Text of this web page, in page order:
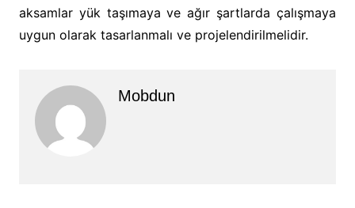
aksamlar yük taşımaya ve ağır şartlarda çalışmaya
uygun olarak tasarlanmalı ve projelendirilmelidir.
Mobdun